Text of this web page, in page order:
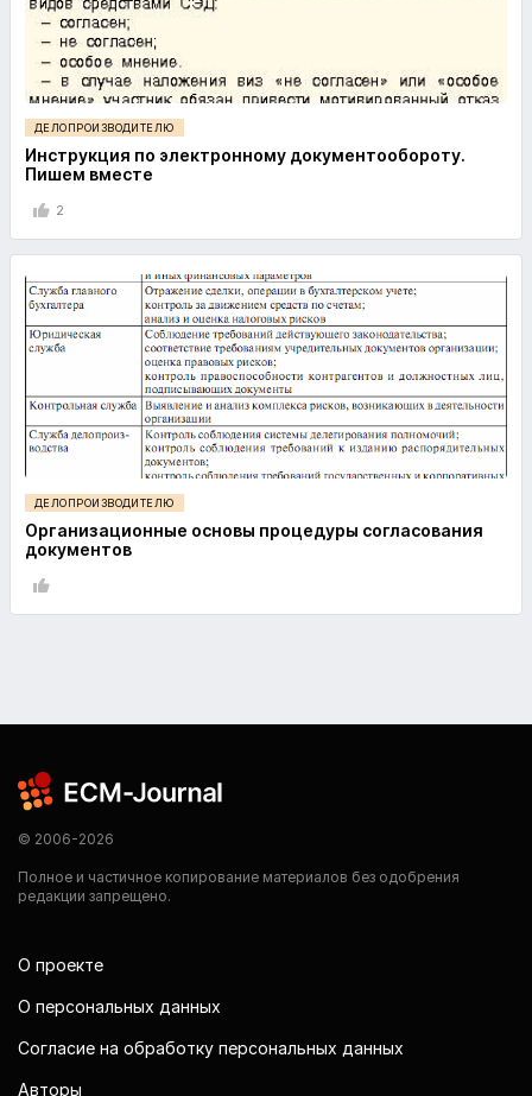
ДЕЛОПРОИЗВОДИТЕЛЮ
Инструкция по электронному документообороту.
Пишем вместе
2
ДЕЛОПРОИЗВОДИТЕЛЮ
Организационные основы процедуры согласования
документов
© 2006-2026
Полное и частичное копирование материалов без одобрения
редакции запрещено.
О проекте
О персональных данных
Согласие на обработку персональных данных
Авторы